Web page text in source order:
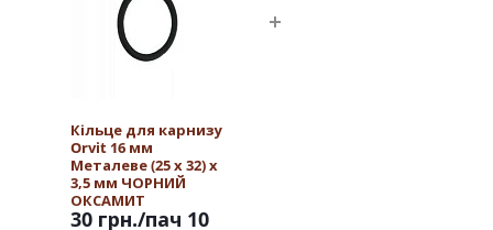
Кільце для карнизу
Orvit 16 мм
Металеве (25 х 32) х
3,5 мм ЧОРНИЙ
ОКСАМИТ
30 грн./пач 10